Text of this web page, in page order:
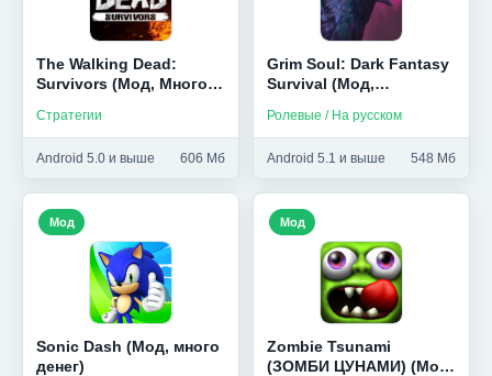
The Walking Dead:
Survivors (Мод, Много
Стратегии
Android 5.0 и выше 606 Мб
Grim Soul: Dark Fantasy
Survival (Мод,
Ролевые / На русском
Android 5.1 и выше 548 Мб
Sonic Dash (Мод, много
денег)
Мод
Zombie Tsunami
(ЗОМБИ ЦУНАМИ) (Мод,
Мод